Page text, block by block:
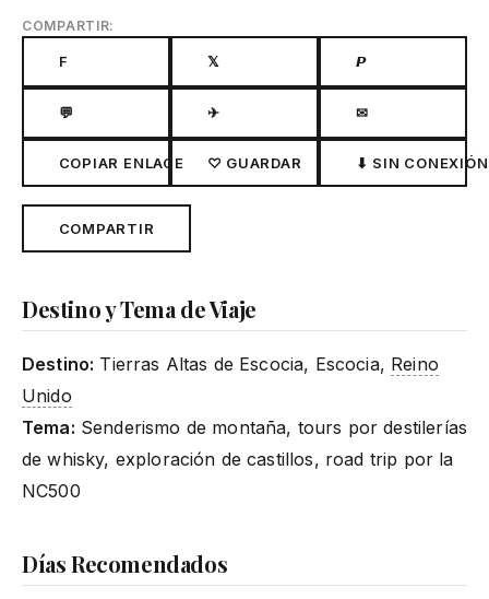
COMPARTIR:
F 𝕏 𝙋
💬 ✈ ✉
COPIAR ENLACE ♡ GUARDAR ⬇ SIN CONEXIÓN
COMPARTIR
Destino y Tema de Viaje
Destino: Tierras Altas de Escocia, Escocia, Reino
Unido
Tema: Senderismo de montaña, tours por destilerías
de whisky, exploración de castillos, road trip por la
NC500
Días Recomendados